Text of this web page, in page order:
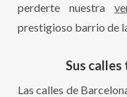
perderte nuestra
prestigioso barrio de
Sus calles
Las calles de